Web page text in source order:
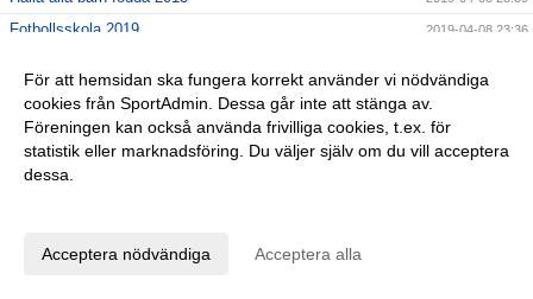
Fotbollsskola 2019 2019-04-08 23:36
En sommarhälsning fr 2018
GLÖM EJ! 2019-03-26 11:47
Lagfotografering 2019-03-20 10:00
Påminner om årsmötet 10/3!
För att hemsidan ska fungera korrekt använder vi nödvändiga
cookies från SportAdmin. Dessa går inte att stänga av.
Föreningen kan också använda frivilliga cookies, t.ex. för
statistik eller marknadsföring. Du väljer själv om du vill acceptera
dessa.
Acceptera nödvändiga Acceptera alla